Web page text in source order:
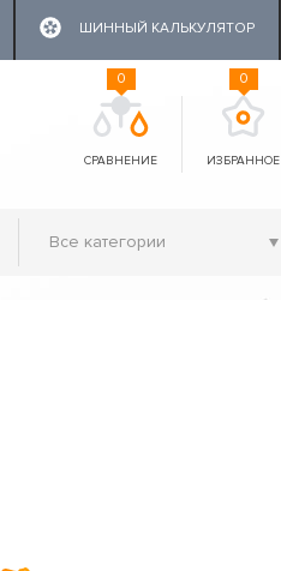
ШИННЫЙ КАЛЬКУЛЯТОР
СРАВНЕНИЕ
0
ИЗБРАННОЕ
0